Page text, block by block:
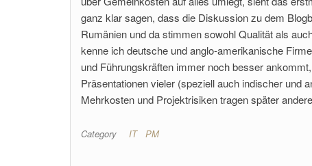
ganz klar sagen, dass die Diskussion zu dem
Rumänien und da stimmen sowohl Qualität als
kenne ich deutsche und anglo-amerikanische
und Führungskräften immer noch besser
Präsentationen vieler (speziell auch indischer und
Mehrkosten und Projektrisiken tragen später
Category IT PM